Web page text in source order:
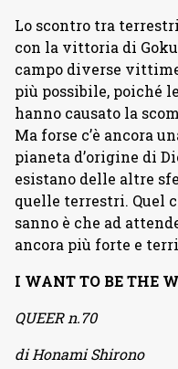
Lo scontro tra
con la vittoria di
campo diverse
più possibile, poiché
hanno causato la
Ma forse c’è ancora
pianeta d’origine di
esistano delle altre
quelle terrestri. Quel
sanno è che ad
ancora più forte e
I WANT TO BE THE
QUEER n.70
di Honami Shirono